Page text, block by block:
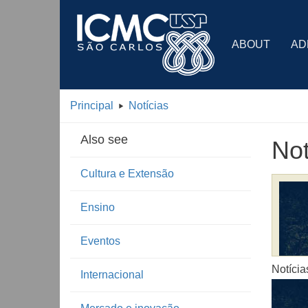
ABOUT
Principal Notícias
Also see
Cultura e Extensão
Ensino
Eventos
Internacional